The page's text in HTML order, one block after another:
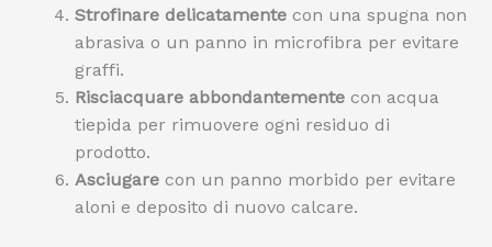
Strofinare delicatamente con una spugna non
abrasiva o un panno in microfibra per evitare
graffi.
Risciacquare abbondantemente con acqua
tiepida per rimuovere ogni residuo di
prodotto.
Asciugare con un panno morbido per evitare
aloni e deposito di nuovo calcare.